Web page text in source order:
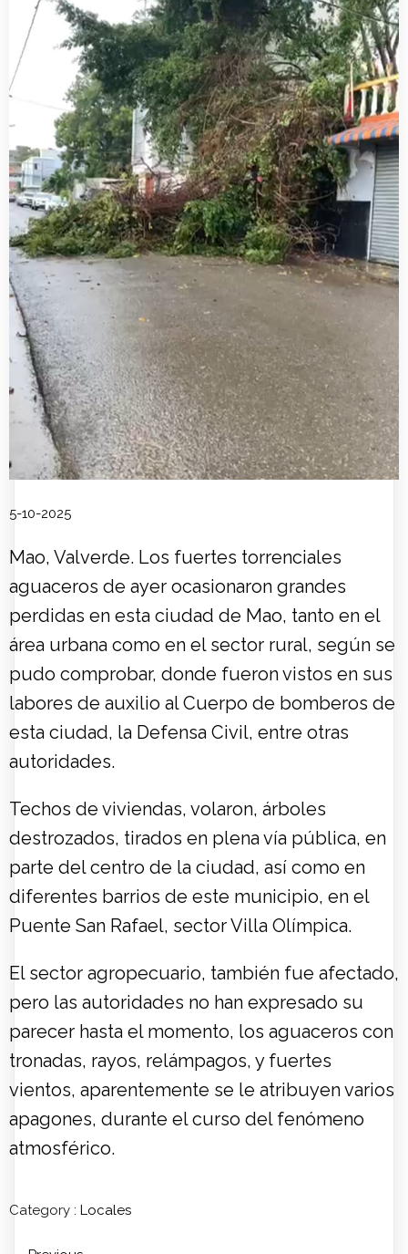
5-10-2025
Mao, Valverde. Los fuertes torrenciales
aguaceros de ayer ocasionaron grandes
perdidas en esta ciudad de Mao, tanto en el
área urbana como en el sector rural, según se
pudo comprobar, donde fueron vistos en sus
labores de auxilio al Cuerpo de bomberos de
esta ciudad, la Defensa Civil, entre otras
autoridades.
Techos de viviendas, volaron, árboles
destrozados, tirados en plena vía pública, en
parte del centro de la ciudad, así como en
diferentes barrios de este municipio, en el
Puente San Rafael, sector Villa Olímpica.
El sector agropecuario, también fue afectado,
pero las autoridades no han expresado su
parecer hasta el momento, los aguaceros con
tronadas, rayos, relámpagos, y fuertes
vientos, aparentemente se le atribuyen varios
apagones, durante el curso del fenómeno
atmosférico.
Category : Locales